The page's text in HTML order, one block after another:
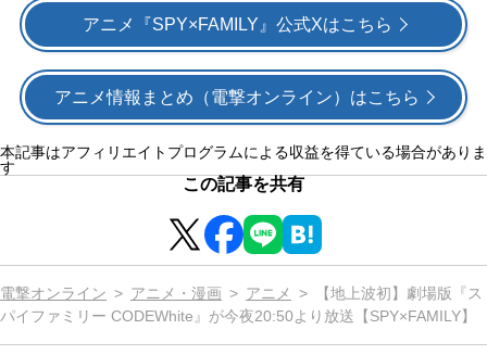
アニメ『SPY×FAMILY』公式Xはこちら
アニメ情報まとめ（電撃オンライン）はこちら
本記事はアフィリエイトプログラムによる収益を得ている場合がありま
す
この記事を共有
電撃オンライン アニメ・漫画 アニメ
【地上波初】劇場版『ス
パイファミリー CODEWhite』が今夜20:50より放送【SPY×FAMILY】